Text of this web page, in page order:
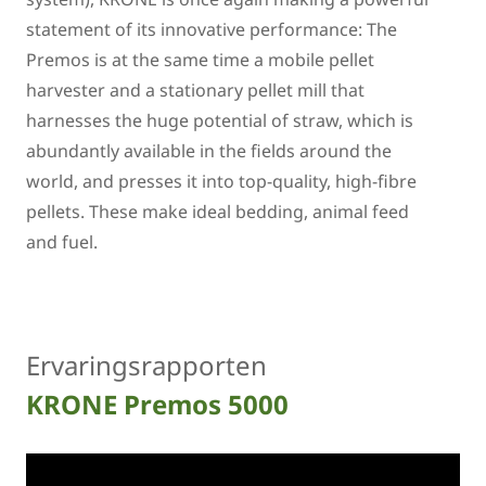
statement of its innovative performance: The
Premos is at the same time a mobile pellet
harvester and a stationary pellet mill that
harnesses the huge potential of straw, which is
abundantly available in the fields around the
world, and presses it into top-quality, high-fibre
pellets. These make ideal bedding, animal feed
and fuel.
Ervaringsrapporten
KRONE Premos 5000